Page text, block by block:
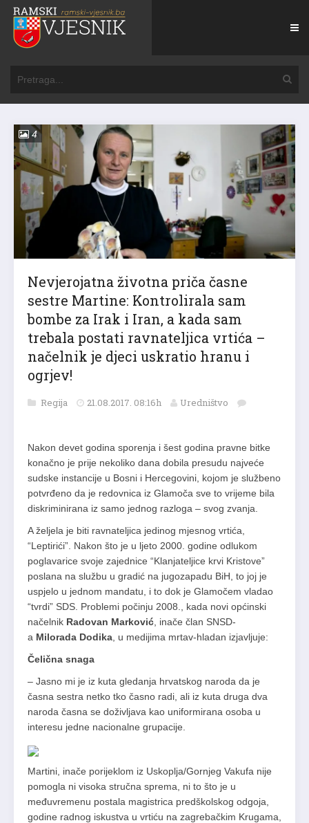
4
Nevjerojatna životna priča časne
sestre Martine: Kontrolirala sam
bombe za Irak i Iran, a kada sam
trebala postati ravnateljica vrtića –
načelnik je djeci uskratio hranu i
ogrjev!
Regija 21.08.2017. 08:16h Uredništvo
Nakon devet godina sporenja i šest godina pravne bitke
konačno je prije nekoliko dana dobila presudu najveće
sudske instancije u Bosni i Hercegovini, kojom je službeno
potvrđeno da je redovnica iz Glamoča sve to vrijeme bila
diskriminirana iz samo jednog razloga – svog zvanja.
A željela je biti ravnateljica jedinog mjesnog vrtića,
“Leptirići”. Nakon što je u ljeto 2000. godine odlukom
poglavarice svoje zajednice “Klanjateljice krvi Kristove”
poslana na službu u gradić na jugozapadu BiH, to joj je
uspjelo u jednom mandatu, i to dok je Glamočem vladao
“tvrdi” SDS. Problemi počinju 2008., kada novi općinski
načelnik Radovan Marković , inače član SNSD-
a Milorada Dodika , u medijima mrtav-hladan izjavljuje:
Čelična snaga
– Jasno mi je iz kuta gledanja hrvatskog naroda da je
časna sestra netko tko časno radi, ali iz kuta druga dva
naroda časna se doživljava kao uniformirana osoba u
interesu jedne nacionalne grupacije.
Martini, inače porijeklom iz Uskoplja/Gornjeg Vakufa nije
pomogla ni visoka stručna sprema, ni to što je u
međuvremenu postala magistrica predškolskog odgoja,
godine radnog iskustva u vrtiću na zagrebačkim Krugama,